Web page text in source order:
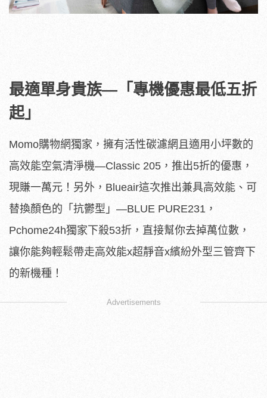
最適單身貴族—「專機優惠最低五折
起」
Momo購物網獨家，擁有活性碳濾網且適用小坪數的
高效能空氣清淨機—Classic 205，推出5折的優惠，
現賺一萬元！另外，Blueair這次推出兼具高效能、可
替換顏色的「抗鬱型」—BLUE PURE231，
Pchome24h獨家下殺53折，直接幫你去掉萬位數，
讓你能夠輕鬆帶走高效能x超靜音x繽紛外型三管齊下
的新機種！
Advertisements